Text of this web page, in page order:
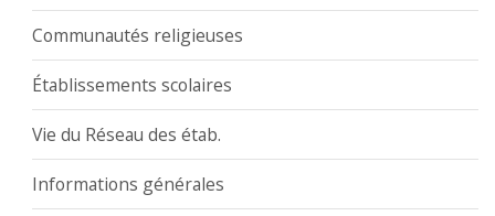
Communautés religieuses
Établissements scolaires
Vie du Réseau des étab.
Informations générales